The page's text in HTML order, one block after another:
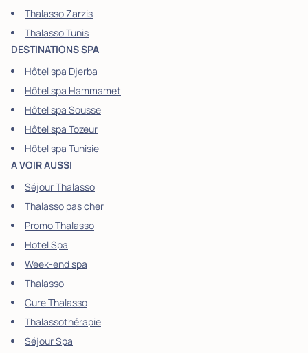
Thalasso Zarzis
Thalasso Tunis
DESTINATIONS SPA
Hôtel spa Djerba
Hôtel spa Hammamet
Hôtel spa Sousse
Hôtel spa Tozeur
Hôtel spa Tunisie
A VOIR AUSSI
Séjour Thalasso
Thalasso pas cher
Promo Thalasso
Hotel Spa
Week-end spa
Thalasso
Cure Thalasso
Thalassothérapie
Séjour Spa